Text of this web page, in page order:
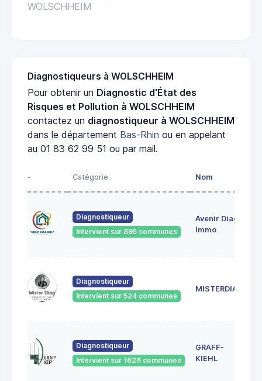
WOLSCHHEIM
Diagnostiqueurs à WOLSCHHEIM
Pour obtenir un Diagnostic d'État des
Risques et Pollution à WOLSCHHEIM
contactez un diagnostiqueur à WOLSCHHEIM
dans le département Bas-Rhin ou en appelant
au 01 83 62 99 51 ou par mail.
- Catégorie Nom
Diagnostiqueur
Intervient sur 895 communes
Avenir Diag
Immo
Diagnostiqueur
Intervient sur 524 communes
MISTERDIAG
Diagnostiqueur
Intervient sur 1626 communes
GRAFF-
KIEHL